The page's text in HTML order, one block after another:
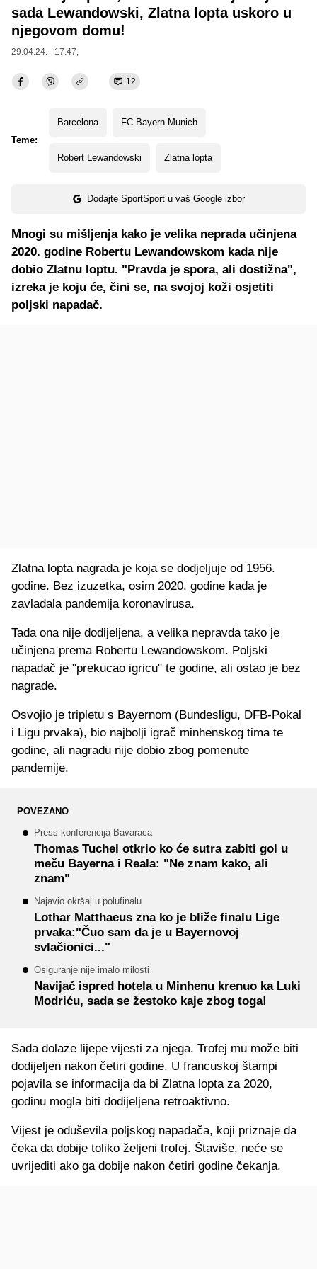
sada Lewandowski, Zlatna lopta uskoro u
njegovom domu!
29.04.24. - 17:47,
12
Teme:
Barcelona FC Bayern Munich
Robert Lewandowski Zlatna lopta
Dodajte SportSport u vaš Google izbor
Mnogi su mišljenja kako je velika neprada učinjena
2020. godine Robertu Lewandowskom kada nije
dobio Zlatnu loptu. "Pravda je spora, ali dostižna",
izreka je koju će, čini se, na svojoj koži osjetiti
poljski napadač.
Zlatna lopta nagrada je koja se dodjeljuje od 1956.
godine. Bez izuzetka, osim 2020. godine kada je
zavladala pandemija koronavirusa.
Tada ona nije dodijeljena, a velika nepravda tako je
učinjena prema Robertu Lewandowskom. Poljski
napadač je "prekucao igricu" te godine, ali ostao je bez
nagrade.
Osvojio je tripletu s Bayernom (Bundesligu, DFB-Pokal
i Ligu prvaka), bio najbolji igrač minhenskog tima te
godine, ali nagradu nije dobio zbog pomenute
pandemije.
POVEZANO
Press konferencija Bavaraca
Thomas Tuchel otkrio ko će sutra zabiti gol u
meču Bayerna i Reala: "Ne znam kako, ali
znam"
Najavio okršaj u polufinalu
Lothar Matthaeus zna ko je bliže finalu Lige
prvaka:"Čuo sam da je u Bayernovoj
svlačionici..."
Osiguranje nije imalo milosti
Navijač ispred hotela u Minhenu krenuo ka Luki
Modriću, sada se žestoko kaje zbog toga!
Sada dolaze lijepe vijesti za njega. Trofej mu može biti
dodijeljen nakon četiri godine. U francuskoj štampi
pojavila se informacija da bi Zlatna lopta za 2020,
godinu mogla biti dodijeljena retroaktivno.
Vijest je oduševila poljskog napadača, koji priznaje da
čeka da dobije toliko željeni trofej. Štaviše, neće se
uvrijediti ako ga dobije nakon četiri godine čekanja.